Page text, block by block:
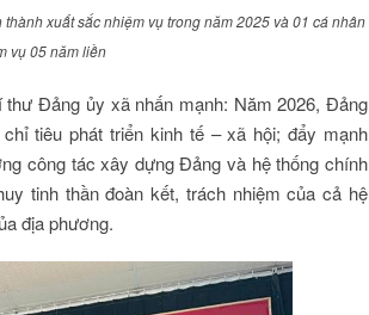
xuất sắc nhiệm vụ trong năm 2025 và 01 cá nhân
vụ 05 năm liền
Đảng ủy xã nhấn mạnh: Năm 2026, Đảng
tiêu phát triển kinh tế – xã hội; đẩy mạnh
công tác xây dựng Đảng và hệ thống chính
tinh thần đoàn kết, trách nhiệm của cả hệ
địa phương.